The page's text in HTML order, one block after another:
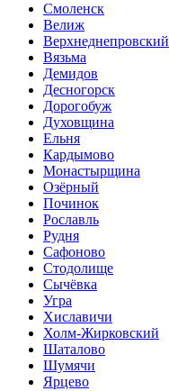
Смоленск
Велиж
Верхнеднепровский
Вязьма
Демидов
Десногорск
Дорогобуж
Духовщина
Ельня
Кардымово
Монастырщина
Озёрный
Починок
Рославль
Рудня
Сафоново
Стодолище
Сычёвка
Угра
Хиславичи
Холм-Жирковский
Шаталово
Шумячи
Ярцево